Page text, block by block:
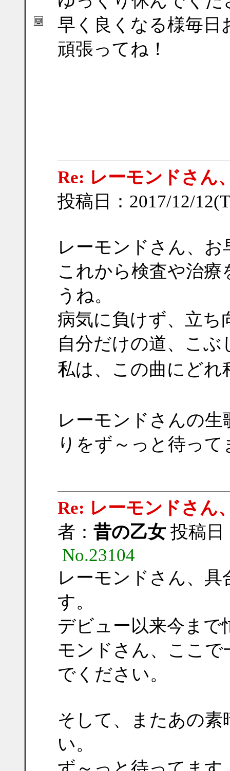
早く良くなる様毎日
頑張ってね！
Re: レーモンドさん
投稿日：2017/12/
レーモンドさん、
これから検査や治
うね。
病気に負けず、立ち
自分だけの道、こ
私は、この曲にどれ
レーモンドさんの
りをず～っと待って
Re: レーモンドさん
者： 昔の乙女 投稿日
No.23104
レーモンドさん、
す。
デビュー以来今ま
モンドさん、ここ
でください。
そして、またあの
い。